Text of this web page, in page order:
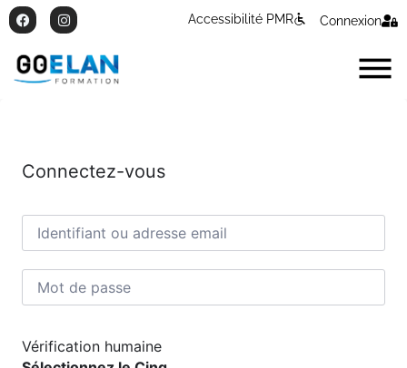
Accessibilité PMR Connexion
Connectez-vous
Vérification humaine